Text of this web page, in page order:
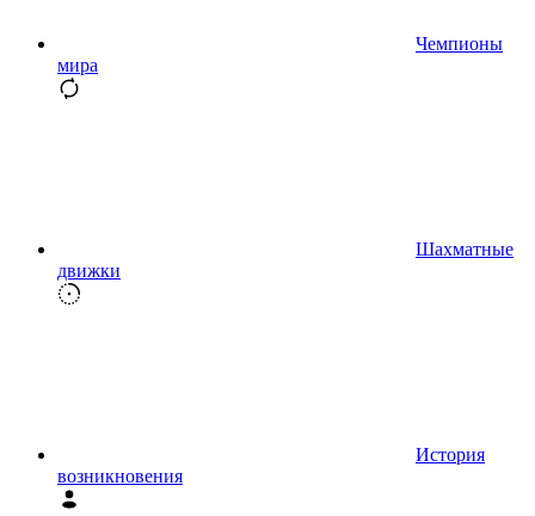
Чемпионы
мира
Шахматные
движки
История
возникновения